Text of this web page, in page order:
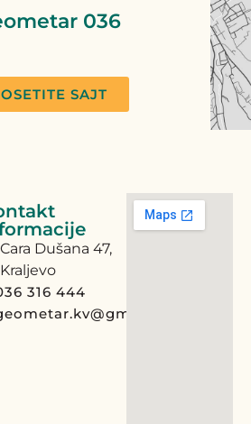
036
SAJT
Cara Dušana 47,
Kraljevo
316 444